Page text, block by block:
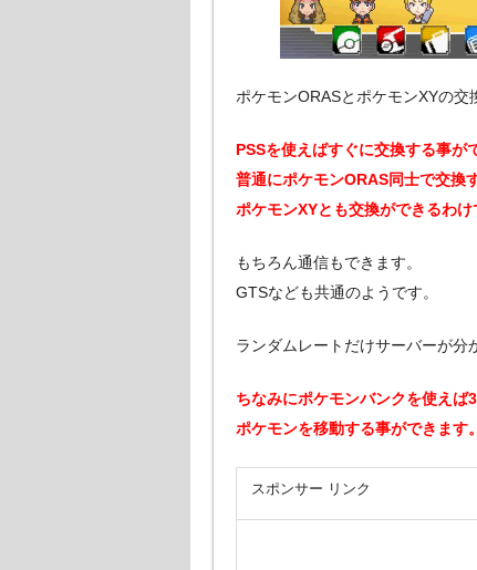
ポケモンORASとポケモンXYの交
PSSを使えばすぐに交換する事が
普通にポケモンORAS同士で交換
ポケモンXYとも交換ができるわけ
もちろん通信もできます。
GTSなども共通のようです。
ランダムレートだけサーバーが分
ちなみにポケモンバンクを使えば
ポケモンを移動する事ができます
スポンサー リンク